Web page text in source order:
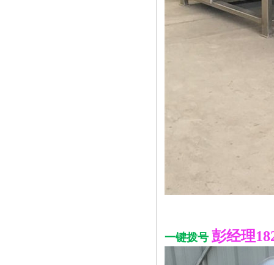
一键拨号 彭经理